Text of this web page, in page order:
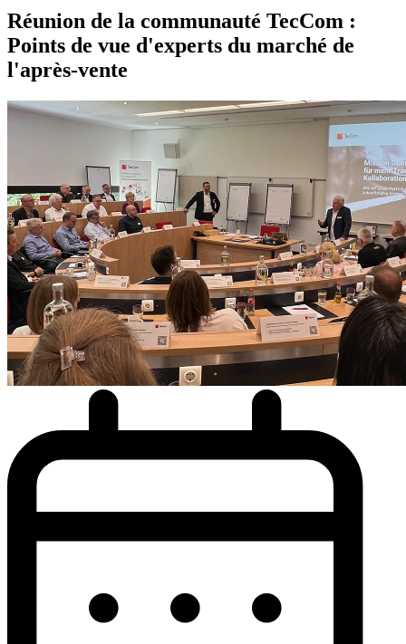
Réunion de la communauté TecCom :
Points de vue d'experts du marché de
l'après-vente